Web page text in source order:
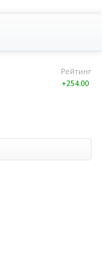
Рейтинг
+254.00